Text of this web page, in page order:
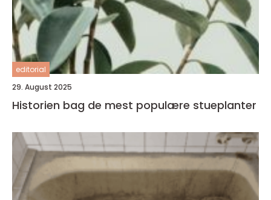
editorial
29. August 2025
Historien bag de mest populære stueplanter